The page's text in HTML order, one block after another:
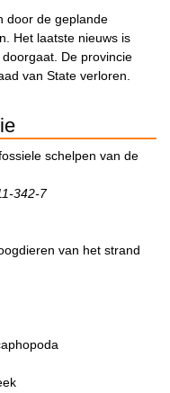
door de geplande
Het laatste nieuws is
De provincie
van State verloren.
schelpen van de
342-7
van het strand